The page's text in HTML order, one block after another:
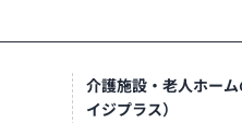
介護施設・老人ホー
イジプラス）